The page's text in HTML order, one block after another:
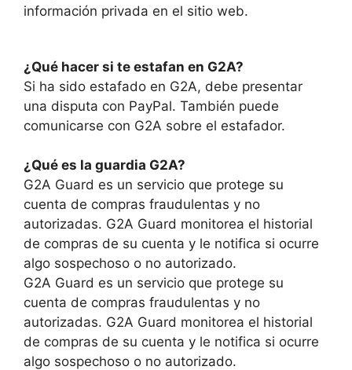
información privada en el sitio web.
¿Qué hacer si te estafan en G2A?
Si ha sido estafado en G2A, debe presentar
una disputa con PayPal. También puede
comunicarse con G2A sobre el estafador.
¿Qué es la guardia G2A?
G2A Guard es un servicio que protege su
cuenta de compras fraudulentas y no
autorizadas. G2A Guard monitorea el historial
de compras de su cuenta y le notifica si ocurre
algo sospechoso o no autorizado.
G2A Guard es un servicio que protege su
cuenta de compras fraudulentas y no
autorizadas. G2A Guard monitorea el historial
de compras de su cuenta y le notifica si ocurre
algo sospechoso o no autorizado.